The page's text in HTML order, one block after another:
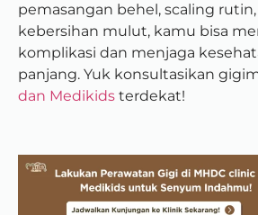
pemasangan behel, scaling
kebersihan mulut, kamu bisa
komplikasi dan menjaga
panjang. Yuk konsultasikan
dan Medikids terdekat!